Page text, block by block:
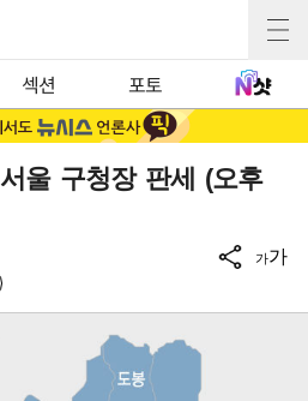
섹션 포토
울 구청장 판세 (오후
가가